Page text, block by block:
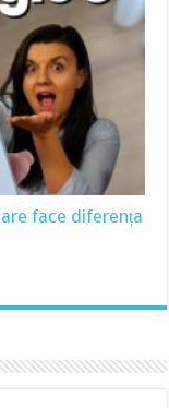
face diferența